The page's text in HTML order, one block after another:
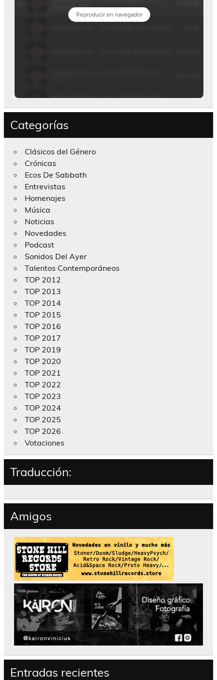
Categorías
Clásicos del Género
Crónicas
Ecos De Sabbath
Entrevistas
Homenajes
Música
Noticias
Novedades
Podcast
Sonidos Del Ayer
Talentos Contemporáneos
TOP 2012
TOP 2013
TOP 2014
TOP 2015
TOP 2016
TOP 2017
TOP 2019
TOP 2020
TOP 2021
TOP 2022
TOP 2023
TOP 2024
TOP 2025
TOP 2026
Votaciones
Traducción:
Amigos
Entradas recientes